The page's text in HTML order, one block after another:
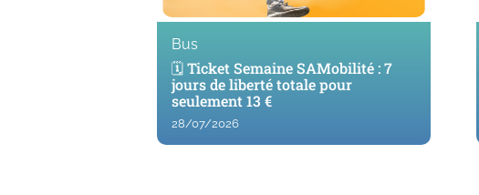
🗓️ Ticket Semaine SAMobilité : 7
jours de liberté totale pour
seulement 13 €
Bus
28/07/2026